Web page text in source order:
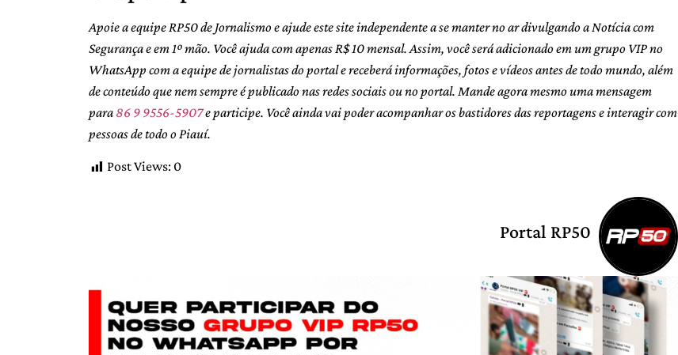
Apoie a equipe RP50 de Jornalismo e ajude este site independente a se manter no ar divulgando a Notícia com
Segurança e em 1º mão. Você ajuda com apenas R$ 10 mensal. Assim, você será adicionado em um grupo VIP no
WhatsApp com a equipe de jornalistas do portal e receberá informações, fotos e vídeos antes de todo mundo, além
de conteúdo que nem sempre é publicado nas redes sociais ou no portal. Mande agora mesmo uma mensagem
para 86 9 9556-5907e participe. Você ainda vai poder acompanhar os bastidores das reportagens e interagir com
pessoas de todo o Piauí.
Post Views: 0
Portal RP50